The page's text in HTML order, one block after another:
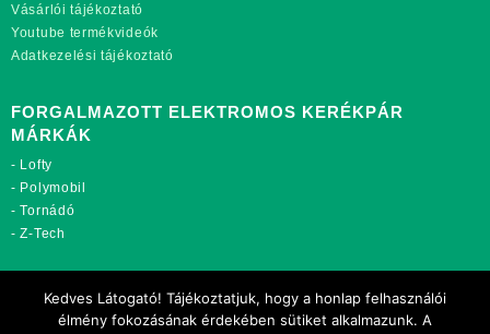
Vásárlói tájékoztató
Youtube termékvideók
Adatkezelési tájékoztató
FORGALMAZOTT ELEKTROMOS KERÉKPÁR
MÁRKÁK
- Lofty
- Polymobil
-Tornádó
-Z-Tech
rekordmobil.hu
rekordmotor.hu
Kedves Látogató! Tájékoztatjuk, hogy a honlap felhasználói
élmény fokozásának érdekében sütiket alkalmazunk. A